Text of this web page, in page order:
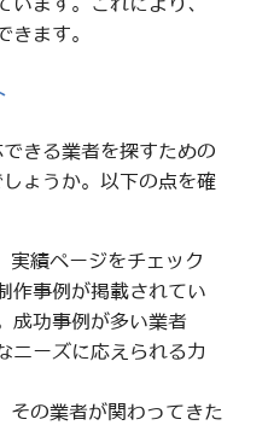
きます。
きる業者を探すための
ょうか。以下の点を確
実績ページをチェック
作事例が掲載されてい
成功事例が多い業者
ニーズに応えられる力
その業者が関わってきた